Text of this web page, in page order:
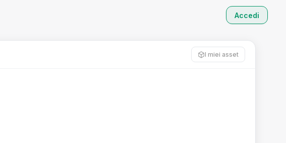
I miei asset
Accedi